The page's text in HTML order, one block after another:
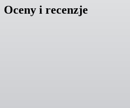
Oceny i recenzje